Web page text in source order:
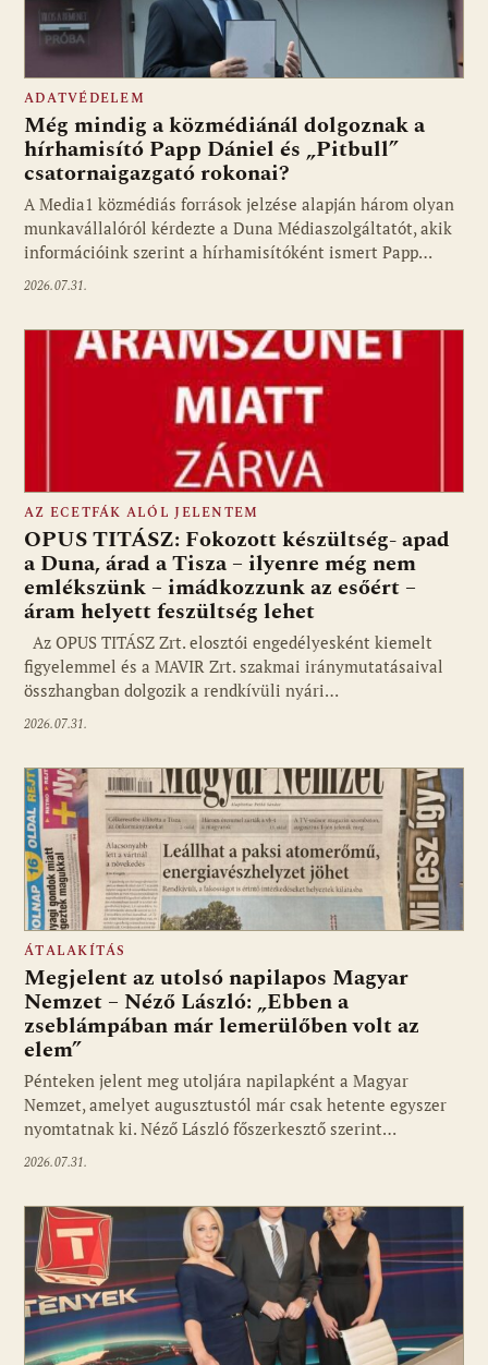
ADATVÉDELEM
Még mindig a közmédiánál dolgoznak a
hírhamisító Papp Dániel és „Pitbull”
csatornaigazgató rokonai?
A Media1 közmédiás források jelzése alapján három olyan
munkavállalóról kérdezte a Duna Médiaszolgáltatót, akik
információink szerint a hírhamisítóként ismert Papp…
2026.07.31.
AZ ECETFÁK ALÓL JELENTEM
OPUS TITÁSZ: Fokozott készültség- apad
a Duna, árad a Tisza – ilyenre még nem
emlékszünk – imádkozzunk az esőért –
áram helyett feszültség lehet
Az OPUS TITÁSZ Zrt. elosztói engedélyesként kiemelt
figyelemmel és a MAVIR Zrt. szakmai iránymutatásaival
összhangban dolgozik a rendkívüli nyári…
2026.07.31.
ÁTALAKÍTÁS
Megjelent az utolsó napilapos Magyar
Nemzet – Néző László: „Ebben a
zseblámpában már lemerülőben volt az
elem”
Pénteken jelent meg utoljára napilapként a Magyar
Nemzet, amelyet augusztustól már csak hetente egyszer
nyomtatnak ki. Néző László főszerkesztő szerint…
2026.07.31.